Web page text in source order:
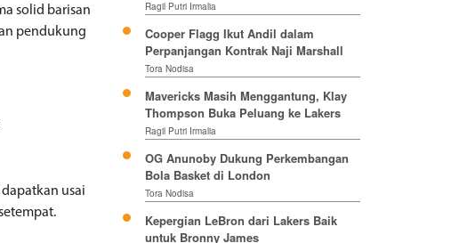
solid barisan
pendukung
usai
Ragil Putri Irmalia
Cooper Flagg Ikut Andil dalam
Perpanjangan Kontrak Naji Marshall
Tora Nodisa
Mavericks Masih Menggantung, Klay
Thompson Buka Peluang ke Lakers
Ragil Putri Irmalia
OG Anunoby Dukung Perkembangan
Bola Basket di London
Tora Nodisa
Kepergian LeBron dari Lakers Baik
untuk Bronny James